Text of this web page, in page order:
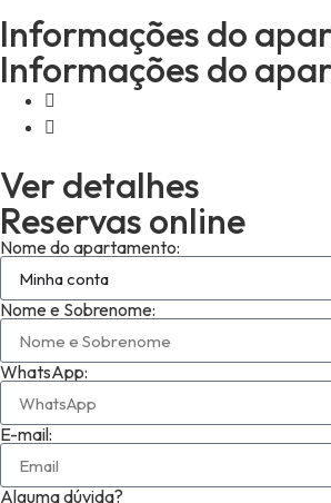
Informações do
Informações do
Ver detalhes
Reservas online
Nome do apartamento:
Nome e Sobrenome:
WhatsApp:
E-mail:
Alguma dúvida?